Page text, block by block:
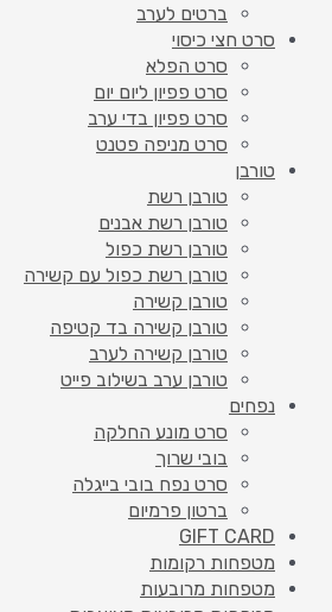
ברטים לערב
סרט חצי כיסוי
סרט הפלא
סרט פפיון ליום יום
סרט פפיון בדי ערב
סרט מניפה פטנט
טורבן
טורבן רשת
טורבן רשת אבנים
טורבן רשת כפול
טורבן רשת כפול עם קשירה
טורבן קשירה
טורבן קשירה בד קטיפה
טורבן קשירה לערב
טורבן ערב בשילוב פייט
נפחים
סרט מונע החלקה
בובי שרוך
סרט נפח בובי בייגלה
ברטון פרמיום
GIFT CARD
מטפחות רקומות
מטפחות מרובעות